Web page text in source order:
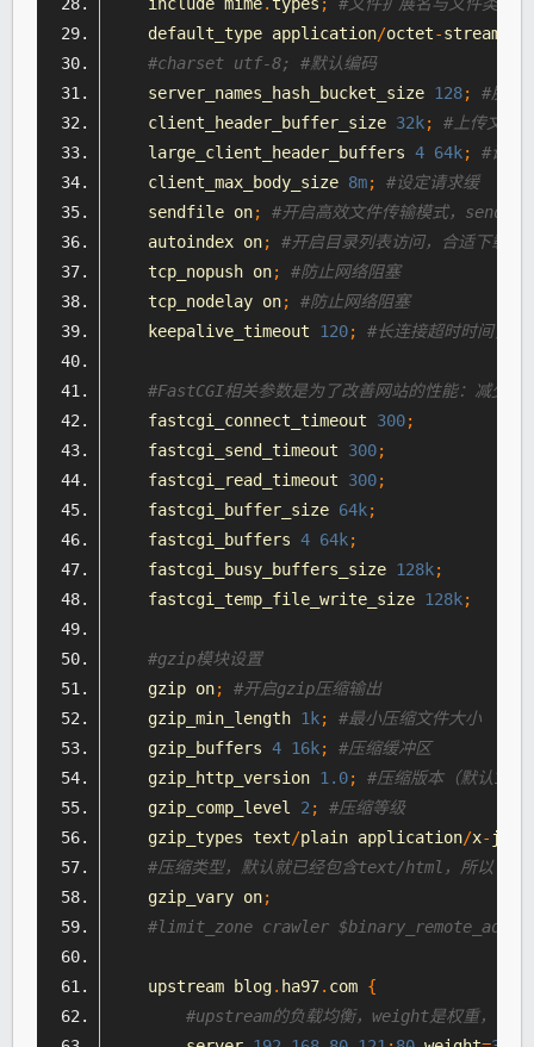
    default_type application
/octet-stream
#charset utf-8; #默认编码
    server_names_hash_bucket_size
128;
#服务
    client_header_buffer_size
32k;
#上传文件
    large_client_header_buffers
4 64k;
#设定
    client_max_body_size
8m;
#设定请求缓
    sendfile on
;
#开启高效文件传输模式，
    autoindex on
;
#开启目录列表访问，合适下载服
    tcp_nopush on
;
#防止网络阻塞
    tcp_
nodelay on;
#防止网络阻塞
    keepalive_timeout
120; #长连接超时时间，单
#FastCGI相关参数是为了改善网站的性能：减少
    fastcgi_connect_timeout
300;
    fastcgi_send_timeout
300;
    fastcgi_read_timeout
300;
    fastcgi_buffer_size
64k;
    fastcgi_buffers
4 64k;
    fastcgi_busy_buffers_size
128k;
    fastcgi_temp_file_write_size
128k;
#gzip模块设置
    gzip on
;
#开启gzip压缩输出
    gzip_min_length
1k;
#最小压缩文件大小
    gzip_buffers
4 16k;
#压缩缓冲区
    gzip_http_version
1.0;
#压缩版本（默认1.1
    gzip_comp_level
2 ;
#压缩等级
    gzip_types text
/plain application/x-
#压缩类型，默认就已经包含text/html ，所以下
    gzip_vary on
;
#limit_zone crawler $binary_remote_addr
    upstream blog
. ha97. com {
#upstream的负载均衡，weight是权重，可以